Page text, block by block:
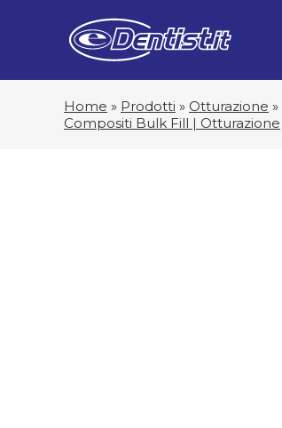
Home » Prodotti » Otturazione »
Compositi Bulk Fill | Otturazione